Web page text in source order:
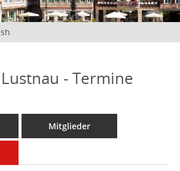
- Termine
Mitglieder